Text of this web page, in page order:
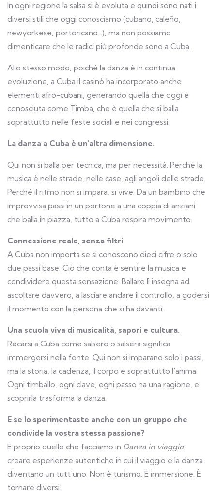
In ogni regione la salsa si è evoluta e quindi sono nati i
diversi stili che oggi conosciamo (cubano, caleño,
newyorkese, portoricano...), ma non possiamo
dimenticare che le radici più profonde sono a Cuba.
Allo stesso modo, poiché la danza è in continua
evoluzione, a Cuba il casinò ha incorporato anche
elementi afro-cubani, generando quella che oggi è
conosciuta come Timba, che è quella che si balla
soprattutto nelle feste sociali e nei congressi.
La danza a Cuba è un'altra dimensione.
Qui non si balla per tecnica, ma per necessità. Perché la
musica è nelle strade, nelle case, agli angoli delle strade.
Perché il ritmo non si impara, si vive. Da un bambino che
improvvisa passi in un portone a una coppia di anziani
che balla in piazza, tutto a Cuba respira movimento.
Connessione reale, senza filtri
A Cuba non importa se si conoscono dieci cifre o solo
due passi base. Ciò che conta è sentire la musica e
condividere questa sensazione. Ballare lì insegna ad
ascoltare davvero, a lasciare andare il controllo, a godersi
il momento con la persona che si ha davanti.
Una scuola viva di musicalità, sapori e cultura.
Recarsi a Cuba come salsero o salsera significa
immergersi nella fonte. Qui non si imparano solo i passi,
ma la storia, la cadenza, il corpo e soprattutto l'anima.
Ogni timballo, ogni clave, ogni passo ha una ragione, e
scoprirla trasforma la danza.
E se lo sperimentaste anche con un gruppo che
condivide la vostra stessa passione?
È proprio quello che facciamo in Danza in viaggio:
creare esperienze autentiche in cui il viaggio e la danza
diventano un tutt'uno. Non è turismo. È immersione. È
tornare diversi.